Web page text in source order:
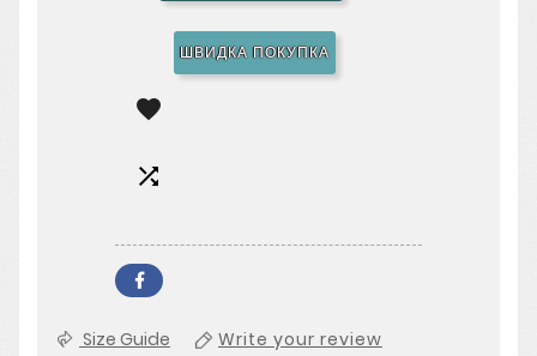
ШВИДКА ПОКУПКА


Size Guide Write your review